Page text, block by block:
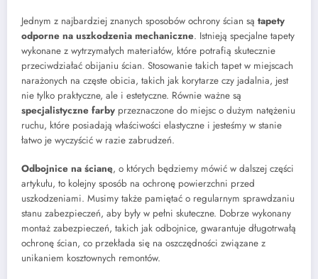
Jednym z najbardziej znanych sposobów ochrony ścian są tapety
odporne na uszkodzenia mechaniczne. Istnieją specjalne tapety
wykonane z wytrzymałych materiałów, które potrafią skutecznie
przeciwdziałać obijaniu ścian. Stosowanie takich tapet w miejscach
narażonych na częste obicia, takich jak korytarze czy jadalnia, jest
nie tylko praktyczne, ale i estetyczne. Równie ważne są
specjalistyczne farby przeznaczone do miejsc o dużym natężeniu
ruchu, które posiadają właściwości elastyczne i jesteśmy w stanie
łatwo je wyczyścić w razie zabrudzeń.
Odbojnice na ścianę, o których będziemy mówić w dalszej części
artykułu, to kolejny sposób na ochronę powierzchni przed
uszkodzeniami. Musimy także pamiętać o regularnym sprawdzaniu
stanu zabezpieczeń, aby były w pełni skuteczne. Dobrze wykonany
montaż zabezpieczeń, takich jak odbojnice, gwarantuje długotrwałą
ochronę ścian, co przekłada się na oszczędności związane z
unikaniem kosztownych remontów.